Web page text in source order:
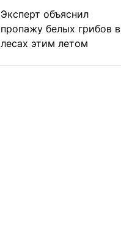
Эксперт объяснил
пропажу белых грибов в
лесах этим летом